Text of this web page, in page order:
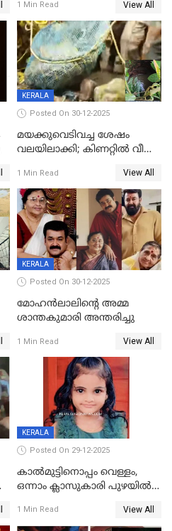
സെന്ററിലെ അധ്യാപകന്‍
മർദിച്ചതായി പരാതി
1 Min Read View All
KERALA
Posted On 30-12-2025
മയക്കുവെടിവച്ച ശേഷം
വലയിലാക്കി; കിണറ്റിൽ വീണ
1 Min Read View All
KERALA
Posted On 30-12-2025
മോഹന്‍ലാലിന്‍റെ അമ്മ
ശാന്തകുമാരി അന്തരിച്ചു
1 Min Read View All
KERALA
Posted On 29-12-2025
കാൽമുട്ടിനൊപ്പം വെള്ളം,
ഒന്നാം ക്ലാസുകാരി പുഴയിൽ
കുട്ടികൾക്കൊപ്പം
1 Min Read View All